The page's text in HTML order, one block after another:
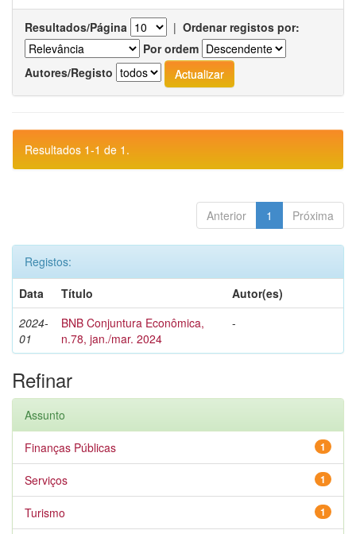
Resultados/Página | Ordenar registos por:
Por ordem
Autores/Registo
Resultados 1-1 de 1.
Anterior 1 Próxima
Registos:
Data
Título
Autor(es)
2024-
01
BNB Conjuntura Econômica,
n.78, jan./mar. 2024
-
Refinar
Assunto
1
Finanças Públicas
1
Serviços
1
Turismo